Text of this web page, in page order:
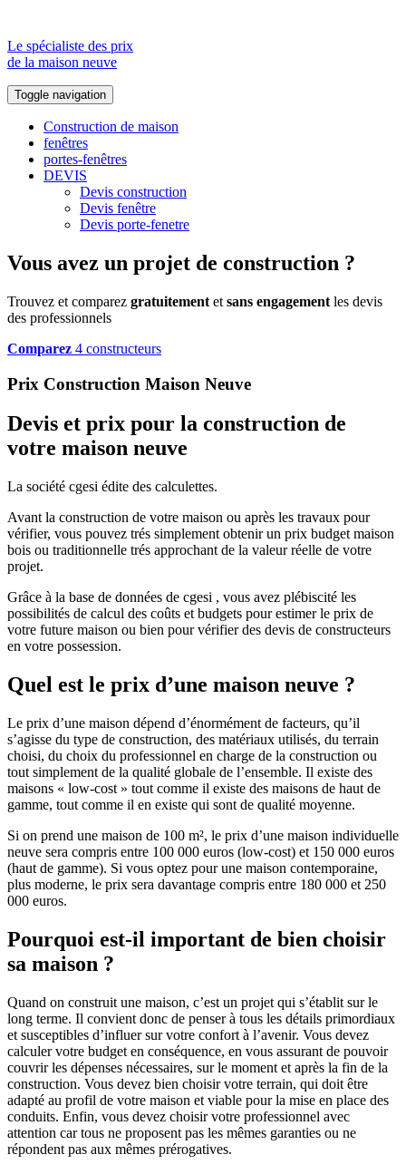
Le spécialiste des prix
de la maison neuve
Toggle navigation
Construction de maison
fenêtres
portes-fenêtres
DEVIS
Devis construction
Devis fenêtre
Devis porte-fenetre
Vous avez un projet de construction ?
Trouvez et comparez gratuitement et sans engagement les devis
des professionnels
Comparez 4 constructeurs
Prix Construction Maison Neuve
Devis et prix pour la construction de
votre maison neuve
La société cgesi édite des calculettes.
Avant la construction de votre maison ou après les travaux pour
vérifier, vous pouvez trés simplement obtenir un prix budget maison
bois ou traditionnelle trés approchant de la valeur réelle de votre
projet.
Grâce à la base de données de cgesi , vous avez plébiscité les
possibilités de calcul des coûts et budgets pour estimer le prix de
votre future maison ou bien pour vérifier des devis de constructeurs
en votre possession.
Quel est le prix d’une maison neuve ?
Le prix d’une maison dépend d’énormément de facteurs, qu’il
s’agisse du type de construction, des matériaux utilisés, du terrain
choisi, du choix du professionnel en charge de la construction ou
tout simplement de la qualité globale de l’ensemble. Il existe des
maisons « low-cost » tout comme il existe des maisons de haut de
gamme, tout comme il en existe qui sont de qualité moyenne.
Si on prend une maison de 100 m², le prix d’une maison individuelle
neuve sera compris entre 100 000 euros (low-cost) et 150 000 euros
(haut de gamme). Si vous optez pour une maison contemporaine,
plus moderne, le prix sera davantage compris entre 180 000 et 250
000 euros.
Pourquoi est-il important de bien choisir
sa maison ?
Quand on construit une maison, c’est un projet qui s’établit sur le
long terme. Il convient donc de penser à tous les détails primordiaux
et susceptibles d’influer sur votre confort à l’avenir. Vous devez
calculer votre budget en conséquence, en vous assurant de pouvoir
couvrir les dépenses nécessaires, sur le moment et après la fin de la
construction. Vous devez bien choisir votre terrain, qui doit être
adapté au profil de votre maison et viable pour la mise en place des
conduits. Enfin, vous devez choisir votre professionnel avec
attention car tous ne proposent pas les mêmes garanties ou ne
répondent pas aux mêmes prérogatives.